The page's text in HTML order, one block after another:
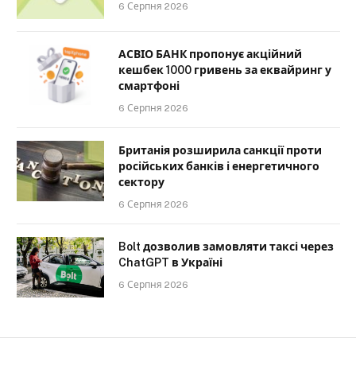
6 Серпня 2026
АСВІО БАНК пропонує акційний
кешбек 1000 гривень за еквайринг у
смартфоні
6 Серпня 2026
Британія розширила санкції проти
російських банків і енергетичного
сектору
6 Серпня 2026
Bolt дозволив замовляти таксі через
ChatGPT в Україні
6 Серпня 2026